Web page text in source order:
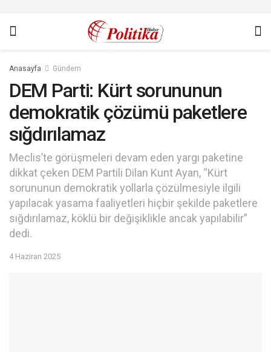
Anasayfa Gündem
DEM Parti: Kürt sorununun
demokratik çözümü paketlere
sığdırılamaz
Meclis’te görüşmeleri devam eden yargı paketine
dikkat çeken DEM Partili Dilan Kunt Ayan, “Kürt
sorununun demokratik yollarla çözülmesiyle ilgili
yapılacak yasama faaliyetleri hiçbir şekilde paketlere
sığdırılamaz, köklü bir değişiklikle ancak yapılabilir”
dedi.
4 Haziran 2025